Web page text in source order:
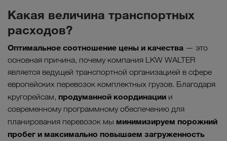
Какая величина транспортных
расходов?
Оптимальное соотношение цены и качества — это
основная причина, почему компания LKW WALTER
является ведущей транспортной организацией в сфере
европейских перевозок комплектных грузов. Благодаря
кругорейсам, продуманной координации и
современному программному обеспечению для
планирования перевозок мы минимизируем порожний
пробег и максимально повышаем загруженность